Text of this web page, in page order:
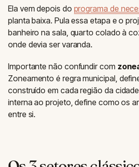
Ela vem depois do programa de
planta baixa. Pula essa etapa e o
banheiro na sala, quarto colado à
onde devia ser varanda.
Importante não confundir com
Zoneamento é regra municipal,
construído em cada região da
interna ao projeto, define como os
entre si.